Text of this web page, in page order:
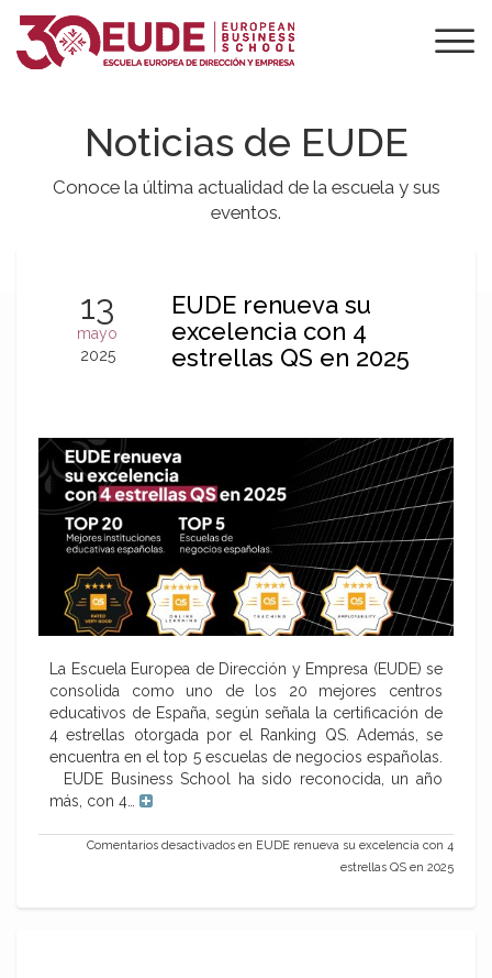
Noticias de EUDE
Conoce la última actualidad de la escuela y sus
eventos.
13
mayo
2025
EUDE renueva su
excelencia con 4
estrellas QS en 2025
La Escuela Europea de Dirección y Empresa (EUDE) se
consolida como uno de los 20 mejores centros
educativos de España, según señala la certificación de
4 estrellas otorgada por el Ranking QS. Además, se
encuentra en el top 5 escuelas de negocios españolas.
EUDE Business School ha sido reconocida, un año
más, con 4…
Comentarios desactivados en EUDE renueva su excelencia con 4
estrellas QS en 2025